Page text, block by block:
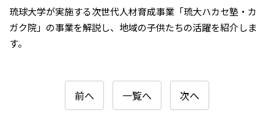
琉球大学が実施する次世代人材育成事業「琉大ハカセ塾・カ
ガク院」の事業を解説し、地域の子供たちの活躍を紹介しま
す。
前へ 一覧へ 次へ